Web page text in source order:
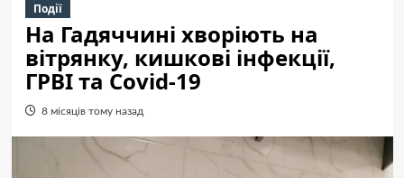
Події
На Гадяччині хворіють на
вітрянку, кишкові інфекції,
ГРВІ та Covid-19
8 місяців тому назад